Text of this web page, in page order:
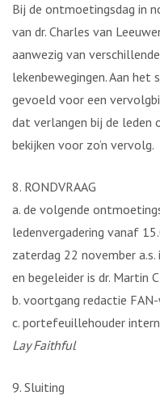
Bij de ontmoetingsdag in
van dr. Charles van
aanwezig van
lekenbewegingen. Aan het
gevoeld voor een
dat verlangen bij de leden
bekijken voor zo’n vervolg.
8. RONDVRAAG
a. de volgende
ledenvergadering vanaf
zaterdag 22 november a.s.
en begeleider is dr. Martin
b. voortgang redactie
c. portefeuillehouder
Lay Faithful
9. Sluiting